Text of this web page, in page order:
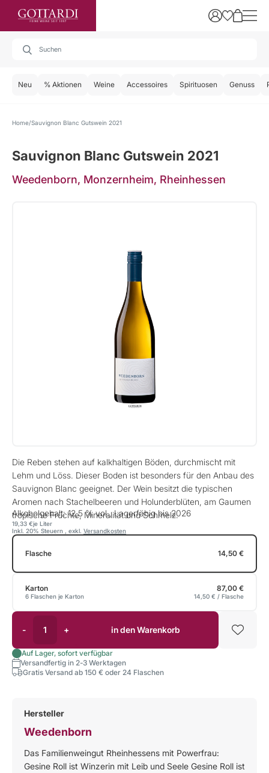
Neu % Aktionen Weine Accessoires Spirituosen Genuss
Home Sauvignon Blanc Gutswein 2021
Sauvignon Blanc Gutswein 2021
Weedenborn, Monzernheim, Rheinhessen
Die Reben stehen auf kalkhaltigen Böden, durchmischt mit
Lehm und Löss. Dieser Boden ist besonders für den Anbau des
Sauvignon Blanc geeignet. Der Wein besitzt die typischen
Aromen nach Stachelbeeren und Holunderblüten, am Gaumen
tropische Früchte, Mineralität und Schmelz.
Alkoholgehalt: 12,5 % vol., Lagerfähig bis 2026
je Liter
19,33 €
Inkl. 20% Steuern , exkl. Versandkosten
Flasche 14,50 €
Karton 87,00 €
6 Flaschen je Karton 14,50 € / Flasche
- + in den Warenkorb
Auf Lager, sofort verfügbar
Versandfertig in 2-3 Werktagen
Gratis Versand ab 150 € oder 24 Flaschen
Hersteller
Weedenborn
Das Familienweingut Rheinhessens mit Powerfrau:
Gesine Roll ist Winzerin mit Leib und Seele Gesine Roll ist